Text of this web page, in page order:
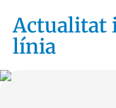
Actualitat
línia